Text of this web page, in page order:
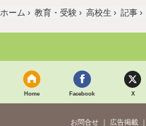
ホーム › 教育・受験 › 高校生 › 記事 ›
Home Facebook X
お問合せ 広告掲載